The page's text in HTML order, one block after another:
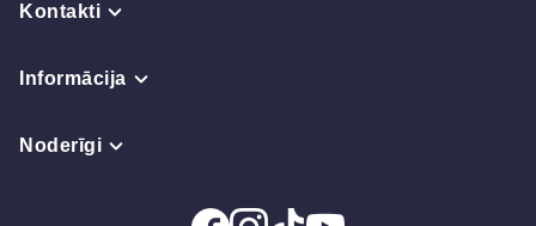
Kontakti
Informācija
Noderīgi